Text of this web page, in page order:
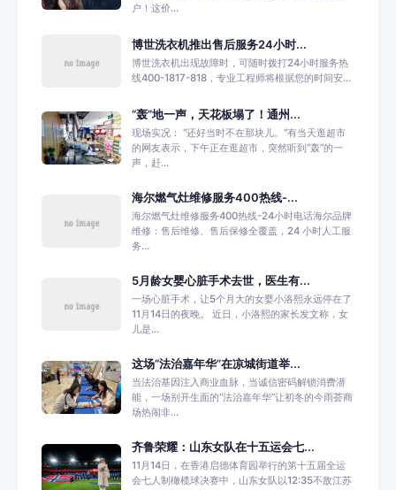
户！这价...
博世洗衣机推出售后服务24小时...
博世洗衣机出现故障时，可随时拨打24小时服务热
线400-1817-818，专业工程师将根据您的时间安...
“轰”地一声，天花板塌了！通州...
现场实况： “还好当时不在那块儿。”有当天逛超市
的网友表示，下午正在逛超市，突然听到“轰”的一
声，赶...
海尔燃气灶维修服务400热线-...
海尔燃气灶维修服务400热线-24小时电话海尔品牌
维修：售后维修、售后保修全覆盖，24 小时人工服
务...
5月龄女婴心脏手术去世，医生有...
一场心脏手术，让5个月大的女婴小洛熙永远停在了
11月14日的夜晚。 近日，小洛熙的家长发文称，女
儿是...
这场“法治嘉年华”在凉城街道举...
当法治基因注入商业血脉，当诚信密码解锁消费潜
能，一场别开生面的“法治嘉年华”让初冬的今雨荟商
场热闹非...
齐鲁荣耀：山东女队在十五运会七...
11月14日，在香港启德体育园举行的第十五届全运
会七人制橄榄球决赛中，山东女队以12:35不敌江苏